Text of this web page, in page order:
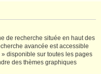
de recherche située en haut des
avancée est accessible
disponible sur toutes les pages
des thèmes graphiques